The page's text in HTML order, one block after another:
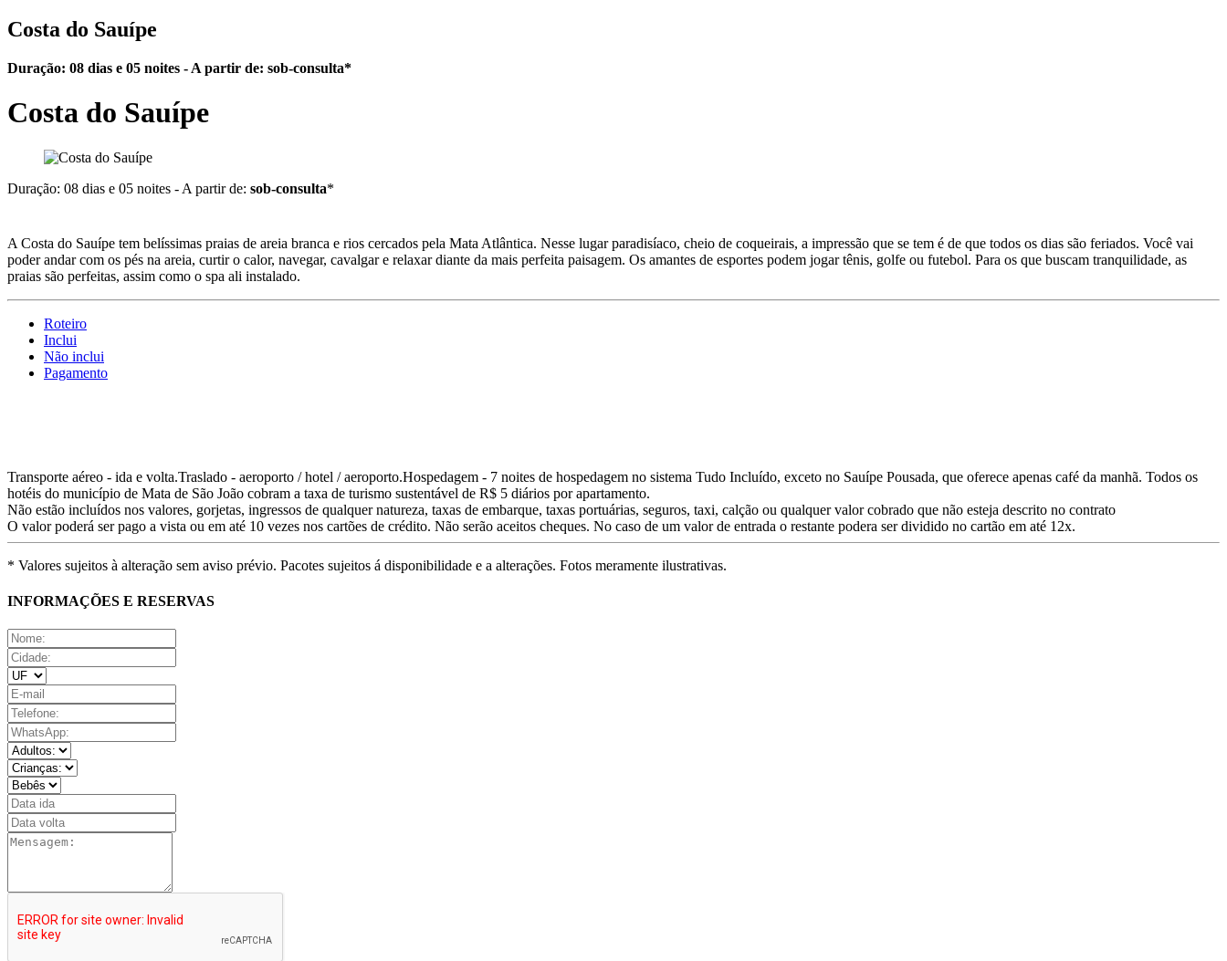
Costa do Sauípe
Duração: 08 dias e 05 noites - A partir de: sob-consulta*
Costa do Sauípe
Duração: 08 dias e 05 noites - A partir de: sob-consulta*
A Costa do Sauípe tem belíssimas praias de areia branca e rios cercados pela Mata Atlântica. Nesse lugar paradisíaco, cheio de coqueirais, a impressão que se tem é de que todos os dias são feriados. Você vai
poder andar com os pés na areia, curtir o calor, navegar, cavalgar e relaxar diante da mais perfeita paisagem. Os amantes de esportes podem jogar tênis, golfe ou futebol. Para os que buscam tranquilidade, as
praias são perfeitas, assim como o spa ali instalado.
Roteiro
Inclui
Não inclui
Pagamento
Transporte aéreo - ida e volta.Traslado - aeroporto / hotel / aeroporto.Hospedagem - 7 noites de hospedagem no sistema Tudo Incluído, exceto no Sauípe Pousada, que oferece apenas café da manhã. Todos os
hotéis do município de Mata de São João cobram a taxa de turismo sustentável de R$ 5 diários por apartamento.
Não estão incluídos nos valores, gorjetas, ingressos de qualquer natureza, taxas de embarque, taxas portuárias, seguros, taxi, calção ou qualquer valor cobrado que não esteja descrito no contrato
O valor poderá ser pago a vista ou em até 10 vezes nos cartões de crédito. Não serão aceitos cheques. No caso de um valor de entrada o restante podera ser dividido no cartão em até 12x.
* Valores sujeitos à alteração sem aviso prévio. Pacotes sujeitos á disponibilidade e a alterações. Fotos meramente ilustrativas.
INFORMAÇÕES E RESERVAS